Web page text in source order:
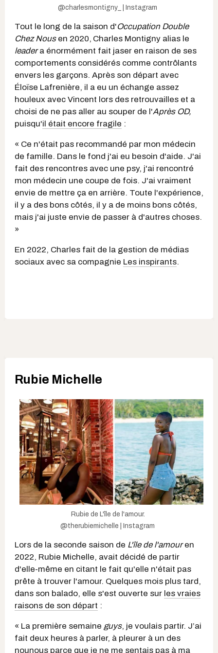
@charlesmontigny_ | Instagram
Tout le long de la saison d'Occupation Double
Chez Nous en 2020, Charles Montigny alias le
leadera énormément fait jaser en raison de ses
comportements considérés comme contrôlants
envers les garçons. Après son départ avec
Éloïse Lafrenière, il a eu un échange assez
houleux avec Vincent lors des retrouvailles et a
choisi de ne pas aller au souper de l'Après OD,
puisqu'il était encore fragile :
« Ce n'était pas recommandé par mon médecin
de famille. Dans le fond j'ai eu besoin d'aide. J'ai
fait des rencontres avec une psy, j'ai rencontré
mon médecin une coupe de fois. J'ai vraiment
envie de mettre ça en arrière. Toute l'expérience,
il y a des bons côtés, il y a de moins bons côtés,
mais j'ai juste envie de passer à d'autres choses.
»
En 2022, Charles fait de la gestion de médias
sociaux avec sa compagnie Les inspirants.
Rubie Michelle
Rubie de L'île de l'amour.
@therubiemichelle | Instagram
Lors de la seconde saison de L'île de l'amouren
2022, Rubie Michelle, avait décidé de partir
d'elle-même en citant le fait qu'elle n'était pas
prête à trouver l'amour. Quelques mois plus tard,
dans son balado, elle s'est ouverte sur les vraies
raisons de son départ :
« La première semaine guys, je voulais partir. J’ai
fait deux heures à parler, à pleurer à un des
nounous parce que je ne me sentais pas à ma